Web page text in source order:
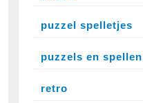
puzzel spelletjes
puzzels en spellen
retro